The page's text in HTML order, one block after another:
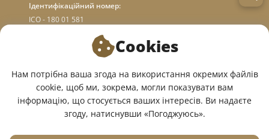
Ідентифікаційний номер:
ICO - 180 01 581
ПРО МАГАЗИН
МИ У СОЦМЕРЕЖАХ:
Cookies
Нам потрібна ваша згода на використання окремих файлів
cookie, щоб ми, зокрема, могли показувати вам
інформацію, що стосується ваших інтересів. Ви надаєте
згоду, натиснувши «Погоджуюсь».